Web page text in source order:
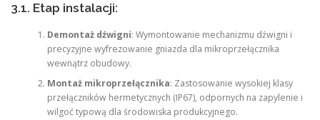
3.1. Etap instalacji:
Demontaż dźwigni: Wymontowanie mechanizmu dźwigni i
precyzyjne wyfrezowanie gniazda dla mikroprzełącznika
wewnątrz obudowy.
Montaż mikroprzełącznika: Zastosowanie wysokiej klasy
przełączników hermetycznych (IP67), odpornych na zapylenie i
wilgoć typową dla środowiska produkcyjnego.